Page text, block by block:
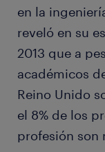
en la
reveló en su
2013 que a
académicos
Reino Unido
el 8% de los
profesión son